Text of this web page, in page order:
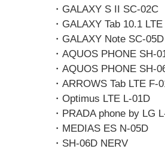
・GALAXY S II SC-02C
・GALAXY Tab 10.1
・GALAXY Note SC-05D
・AQUOS PHONE SH-
・AQUOS PHONE SH-
・ARROWS Tab LTE F-
・Optimus LTE L-01D
・PRADA phone by LG
・MEDIAS ES N-05D
・SH-06D NERV